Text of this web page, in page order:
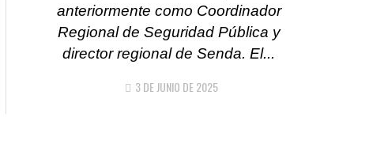
anteriormente como Coordinador
Regional de Seguridad Pública y
director regional de Senda. El...
3 DE JUNIO DE 2025